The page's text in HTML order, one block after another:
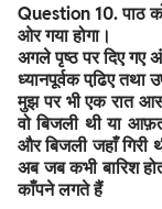
Question 10. पाठ
ओर गया होगा।
अगले पृष्ठ पर दिए गए
ध्यानपूर्वक पढि़ए तथा
मुझ पर भी एक रात
वो बिजली थी या
और बिजली जहाँ गिरी
अब जब कभी बारिश
काँपने लगते हैं